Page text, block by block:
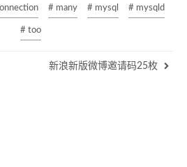
# many # mysql # mysqld
# too
新浪新版微博邀请码25枚